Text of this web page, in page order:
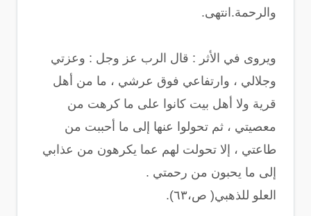
والرحمة.انتهى.
ويروى في الأثر : قال الرب عز وجل : وعزتي
وجلالي ، وارتفاعي فوق عرشي ، ما من أهل
قرية ولا أهل بيت كانوا على ما كرهت من
معصيتي ، ثم تحولوا عنها إلى ما أحببت من
طاعتي ، إلا تحولت لهم عما يكرهون من عذابي
إلى ما يحبون من رحمتي .
العلو للذهبي( ص،٦٣).